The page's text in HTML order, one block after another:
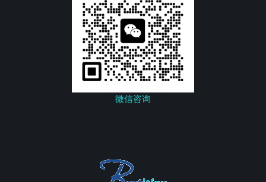
微信咨询